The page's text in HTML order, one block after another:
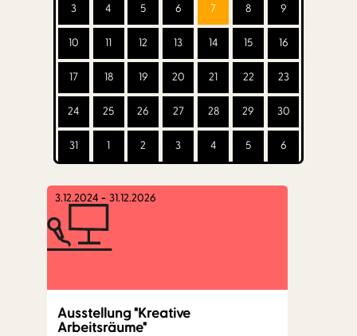
3 4 5 6 7 8 9
10 11 12 13 14 15 16
17 18 19 20 21 22 23
24 25 26 27 28 29 30
31 1 2 3 4 5 6
3.12.2024 - 31.12.2026
Ausstellung "Kreative
Arbeitsräume"